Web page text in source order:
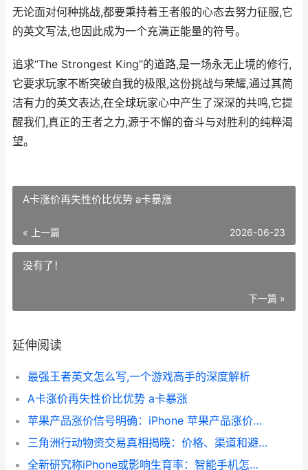
无论面对何种挑战,都要秉持着王者般的心态去努力征服,它
的英文写法,也因此成为一个充满正能量的符号。
追求“The Strongest King”的道路,是一场永无止境的修行,
它要求玩家不断突破自我的极限,这份挑战与荣耀,通过其简
洁有力的英文表达,在全球玩家心中产生了深深的共鸣,它提
醒我们,真正的王者之力,源于不懈的奋斗与对胜利的纯粹渴
望。
A卡涨价再失性价比优势 a卡暴涨
« 上一篇 2026-06-23
没有了！
下一篇 »
延伸阅读
最强王者英文怎么写,一个游戏高手的深度解析
A卡涨价再失性价比优势 a卡暴涨
苹果产品涨价信号明确：iPhone 苹果产品涨价信息怎么写
三角洲行动物资交易真相揭晓：价格、渠道和避坑指导一文说透 三角洲行动物资室铁门在哪
全新研究称iPhone或影响生育率：智能手机怎么改变年轻人的亲密关系 苹果新研发手机